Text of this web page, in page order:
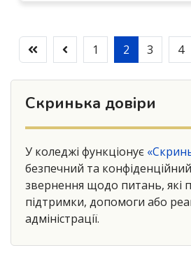
1 2 3 4
Скринька довіри
У коледжі функціонує
безпечний та конфіденційний
звернення щодо питань, які
підтримки, допомоги або
адміністрації.